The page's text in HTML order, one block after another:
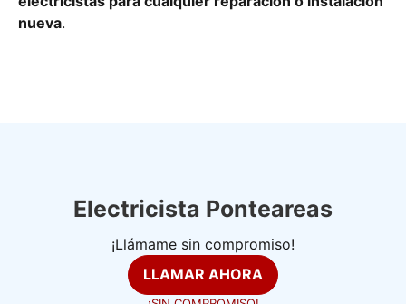
nueva.
Electricista Ponteareas
¡Llámame sin compromiso!
LLAMAR AHORA